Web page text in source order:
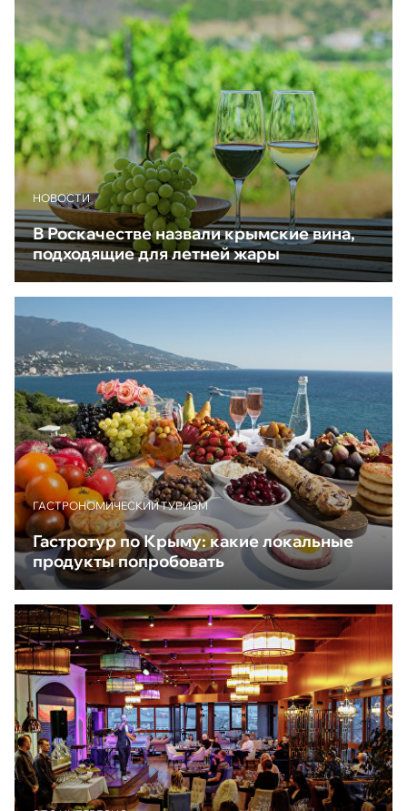
НОВОСТИ
В Роскачестве назвали крымские вина,
подходящие для летней жары
ГАСТРОНОМИЧЕСКИЙ ТУРИЗМ
Гастротур по Крыму: какие локальные
продукты попробовать